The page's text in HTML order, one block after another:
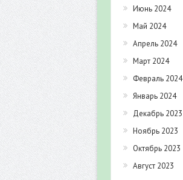
Июнь 2024
Май 2024
Апрель 2024
Март 2024
Февраль 2024
Январь 2024
Декабрь 2023
Ноябрь 2023
Октябрь 2023
Август 2023